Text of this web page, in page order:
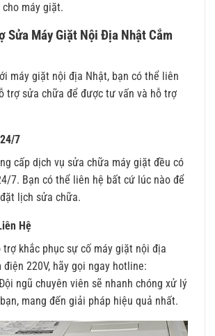
máy giặt.
Sửa Máy Giặt Nội Địa Nhật Cắm
máy giặt nội địa Nhật, bạn có thể liên
trợ sửa chữa để được tư vấn và hỗ trợ
7
cấp dịch vụ sửa chữa máy giặt đều có
7. Bạn có thể liên hệ bất cứ lúc nào để
lịch sửa chữa.
Hệ
trợ khắc phục sự cố máy giặt nội địa
điện 220V, hãy gọi ngay hotline:
ngũ chuyên viên sẽ nhanh chóng xử lý
mang đến giải pháp hiệu quả nhất.